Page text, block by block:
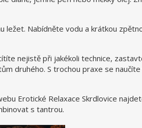
ležet. Nabídněte vodu a krátkou
nejistě při jakékoli technice,
druhého. S trochou praxe se
Erotické Relaxace Skrdlovice
s tantrou.